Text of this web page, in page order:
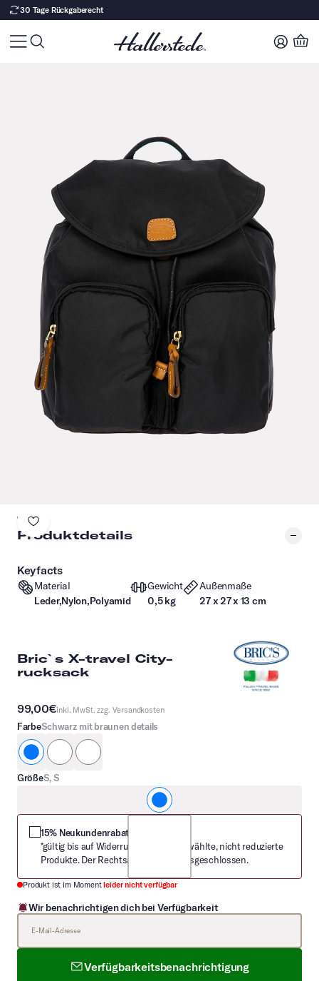
30 Tage Rückgaberecht
Produktdetails
Keyfacts
Material
Leder,Nylon,Polyamid
Gewicht
0,5 kg
Außenmaße
27 x 27 x 13 cm
Bric`s X-travel City-
rucksack
99,00€inkl. MwSt. zzg. Versandkosten
FarbeSchwarz mit braunen details
schwarz mit braunen Details
dunkelblau
oliv
GrößeS, S
S, S
15% Neukundenrabatt
*gültig bis auf Widerruf nur auf ausgewählte, nicht reduzierte
Produkte. Der Rechtsanspruch ist ausgeschlossen.
Produkt ist im Momentleider nicht verfügbar
Wir benachrichtigen dich bei Verfügbarkeit
Verfügbarkeitsbenachrichtigung